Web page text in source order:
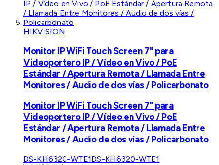
HIKVISION
Monitor IP WiFi Touch Screen 7" para
Videoportero IP / Vídeo en Vivo / PoE
Estándar / Apertura Remota / Llamada Entre
Monitores / Audio de dos vías / Policarbonato
Monitor IP WiFi Touch Screen 7" para
Videoportero IP / Vídeo en Vivo / PoE
Estándar / Apertura Remota / Llamada Entre
Monitores / Audio de dos vías / Policarbonato
DS-KH6320-WTE1DS-KH6320-WTE1